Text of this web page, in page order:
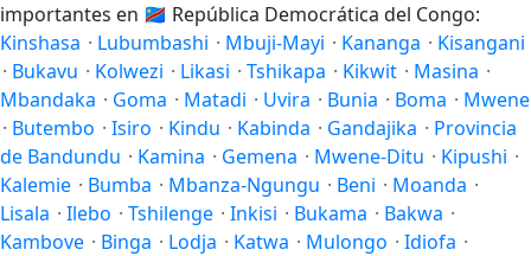
importantes en 🇨🇩 República Democrática del Congo:
Kinshasa · Lubumbashi · Mbuji-Mayi · Kananga · Kisangani
· Bukavu · Kolwezi · Likasi · Tshikapa · Kikwit · Masina ·
Mbandaka · Goma · Matadi · Uvira · Bunia · Boma · Mwene
· Butembo · Isiro · Kindu · Kabinda · Gandajika · Provincia
de Bandundu · Kamina · Gemena · Mwene-Ditu · Kipushi ·
Kalemie · Bumba · Mbanza-Ngungu · Beni · Moanda ·
Lisala · Ilebo · Tshilenge · Inkisi · Bukama · Bakwa ·
Kambove · Binga · Lodja · Katwa · Mulongo · Idiofa ·